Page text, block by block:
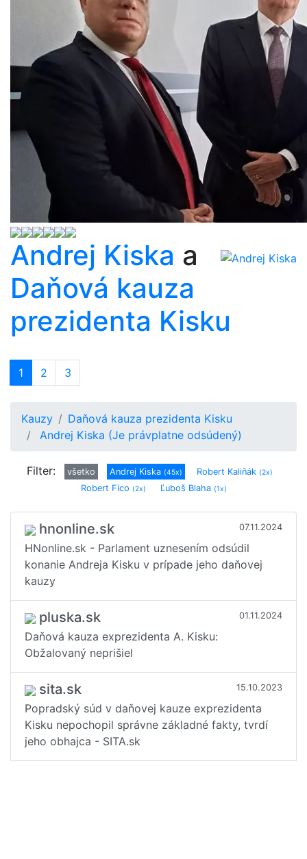
Andrej Kiska a
Daňová kauza
prezidenta Kisku
1 (current)
2 3
Kauzy
Daňová kauza prezidenta Kisku
Andrej Kiska (Je právplatne odsúdený)
Filter: všetko Andrej Kiska (45x) Robert Kaliňák (2x)
Robert Fico (2x) Ľuboš Blaha (1x)
hnonline.sk 07.11.2024
HNonline.sk - Parlament uznesením odsúdil
konanie Andreja Kisku v prípade jeho daňovej
kauzy
pluska.sk 01.11.2024
Daňová kauza exprezidenta A. Kisku:
Obžalovaný neprišiel
sita.sk 15.10.2023
Popradský súd v daňovej kauze exprezidenta
Kisku nepochopil správne základné fakty, tvrdí
jeho obhajca - SITA.sk